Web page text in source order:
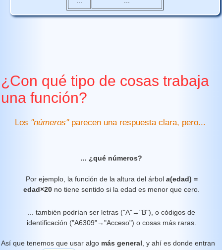
¿Con qué tipo de cosas trabaja
una función?
Los "números"parecen una respuesta clara, pero...
... ¿qué números?
Por ejemplo, la función de la altura del árbol a(edad) =
edad×20 no tiene sentido si la edad es menor que cero.
... también podrían ser letras ("A"→"B"), o códigos de
identificación ("A6309"→"Acceso") o cosas más raras.
Así que tenemos que usar algo más general , y ahí es donde entran